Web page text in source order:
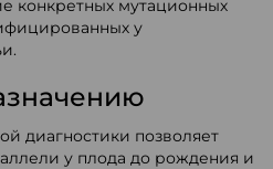
конкретных мутационных
у
диагностики позволяет
у плода до рождения и